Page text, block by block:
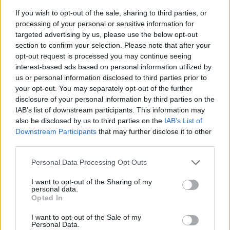
If you wish to opt-out of the sale, sharing to third parties, or
processing of your personal or sensitive information for
targeted advertising by us, please use the below opt-out
section to confirm your selection. Please note that after your
opt-out request is processed you may continue seeing
interest-based ads based on personal information utilized by
us or personal information disclosed to third parties prior to
your opt-out. You may separately opt-out of the further
disclosure of your personal information by third parties on the
IAB’s list of downstream participants. This information may
also be disclosed by us to third parties on the IAB’s List of
Downstream Participants that may further disclose it to other
Personal Data Processing Opt Outs
I want to opt-out of the Sharing of my
personal data.
Opted In
I want to opt-out of the Sale of my
Personal Data.
enrichissants. C’est le moment de vous ouvrir à
l’inconnu, tout en restant prudent quant à vos limites.
Faites confiance à votre enthousiasme pour avancer,
mais n’oubliez pas de prendre le temps de vous
recentrer sur l’essentiel.
Capricorne
Les influences du jour vous encouragent à faire
preuve de persévérance et de discipline dans vos
faire avancer des démarches importantes. Soyez à
l’écoute de votre sagesse intérieure, tout en évitant
de vous laisser submerger par le stress. La patience
sera votre meilleure alliée.